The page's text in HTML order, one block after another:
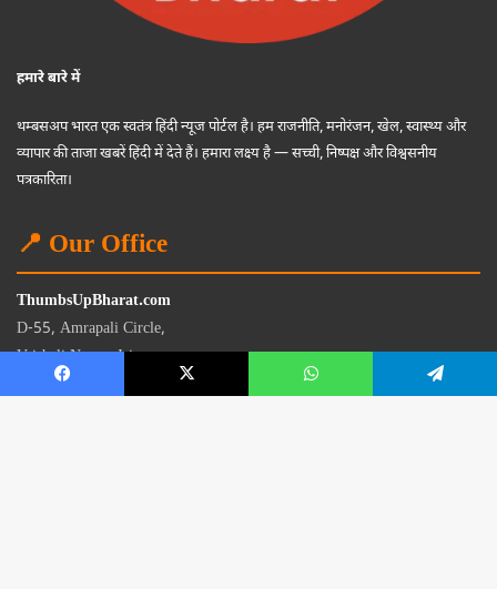
हमारे बारे में
थम्बसअप भारत एक स्वतंत्र हिंदी न्यूज पोर्टल है। हम राजनीति, मनोरंजन, खेल, स्वास्थ्य और
व्यापार की ताजा खबरें हिंदी में देते हैं। हमारा लक्ष्य है — सच्ची, निष्पक्ष और विश्वसनीय
पत्रकारिता।
📍 Our Office
ThumbsUpBharat.com
D-55, Amrapali Circle,
Vaishali Nagar, Jaipur
Rajasthan - 302021